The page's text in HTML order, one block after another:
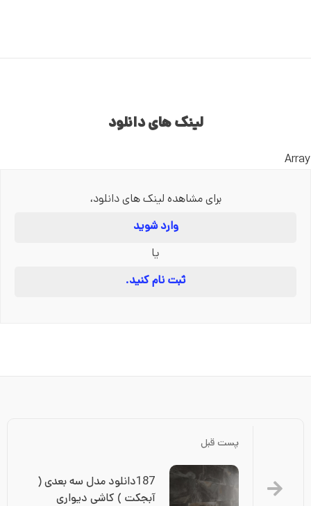
لینک های دانلود
Array
برای مشاهده لینک های دانلود،
وارد شوید
یا
ثبت نام کنید.
پست قبل